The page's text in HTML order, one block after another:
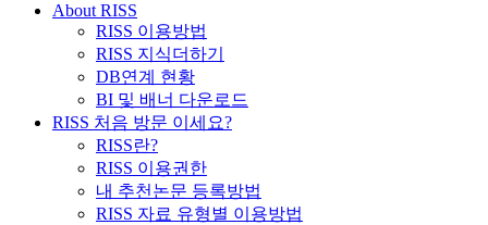
About RISS
RISS 이용방법
RISS 지식더하기
DB연계 현황
BI 및 배너 다운로드
RISS 처음 방문 이세요?
RISS란?
RISS 이용권한
내 추천논문 등록방법
RISS 자료 유형별 이용방법